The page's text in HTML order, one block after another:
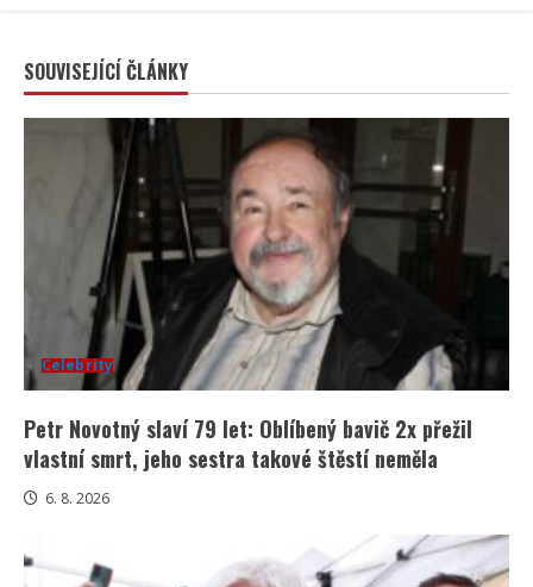
SOUVISEJÍCÍ ČLÁNKY
Celebrity
Petr Novotný slaví 79 let: Oblíbený bavič 2x přežil
vlastní smrt, jeho sestra takové štěstí neměla
6. 8. 2026